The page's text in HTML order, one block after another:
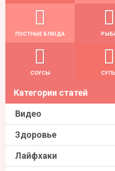
ПОСТНЫЕ БЛЮДА
СОУСЫ СУПЫ
Категории статей
Видео
Здоровье
Лайфхаки